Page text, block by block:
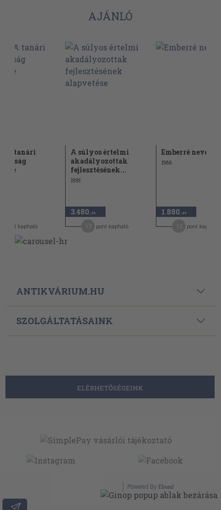
AJÁNLÓ
- A tanári
pont kapható
A súlyos értelmi
akadályozottak
fejlesztésének...
1995
3.480 ,-Ft
pont kapható
Emberré nevelés
1986
1.880 ,-Ft
pont kapható
ANTIKVÁRIUM.HU
SZOLGÁLTATÁSAINK
ELÉRHETŐSÉGEINK
Powered By Ebond